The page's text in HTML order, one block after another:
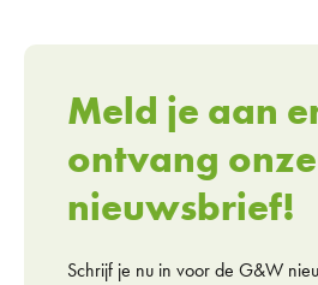
Meld je aan
ontvang onze
nieuwsbrief!
Schrijf je nu in voor de G&W